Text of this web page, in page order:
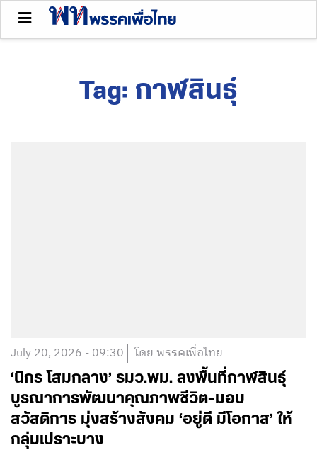
Tag: กาฬสินธุ์
July 20, 2026 - 09:30 โดย พรรคเพื่อไทย
‘นิกร โสมกลาง’ รมว.พม. ลงพื้นที่กาฬสินธุ์
บูรณาการพัฒนาคุณภาพชีวิต-มอบ
สวัสดิการ มุ่งสร้างสังคม ‘อยู่ดี มีโอกาส’ ให้
กลุ่มเปราะบาง